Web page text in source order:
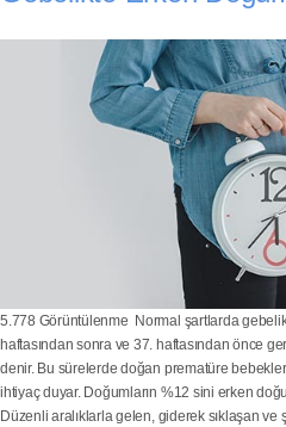
5.778 Görüntülenme Normal şartlarda
haftasından sonra ve 37. haftasından önce
denir. Bu sürelerde doğan prematüre
ihtiyaç duyar. Doğumların %12 sini erken
Düzenli aralıklarla gelen, giderek sıklaşan ve